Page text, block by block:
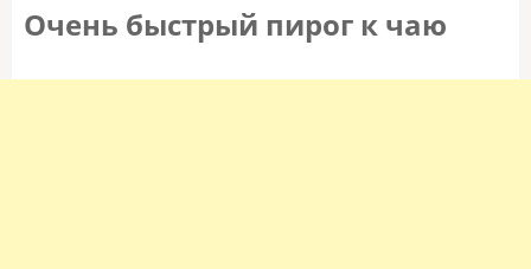
Очень быстрый пирог к чаю